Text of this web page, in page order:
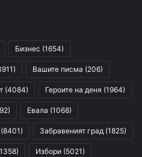
Бизнес (1654)
Вашите писма (206)
(4084) Героите на деня (1964)
Евала (1068)
(8401) Забравеният град (1825)
Избори (5021)